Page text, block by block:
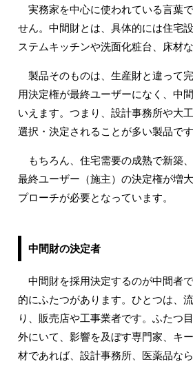
実務家を中心に使われている言葉
せん。中間財とは、具体的には住宅
ステムキッチンや洗面化粧台、床材
製品そのものは、生産財と違って
用決定権が最終ユーザーになく、中
いえます。つまり、設計事務所や大
選択・決定されることが多い製品です
もちろん、住宅需要の成熟で新築、
最終ユーザー（施主）の決定権が増
プローチが必要となっています。
中間財の決定者
中間財を採用決定するのが中間者
的にふたつがあります。ひとつは、
り、販売店や工事業者です。ふたつ
外にいて、影響を及ぼす専門家、キ
材であれば、設計事務所、医薬品な